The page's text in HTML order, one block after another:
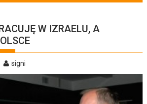
W IZRAELU, A
signi